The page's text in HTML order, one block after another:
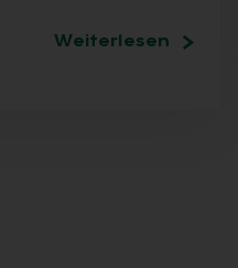
Weiterlesen